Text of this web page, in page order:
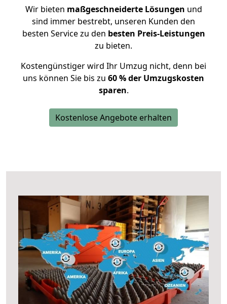
Wir bieten maßgeschneiderte Lösungen und
sind immer bestrebt, unseren Kunden den
besten Service zu den besten Preis-Leistungen
zu bieten.
Kostengünstiger wird Ihr Umzug nicht, denn bei
uns können Sie bis zu 60 % der Umzugskosten
sparen.
Kostenlose Angebote erhalten